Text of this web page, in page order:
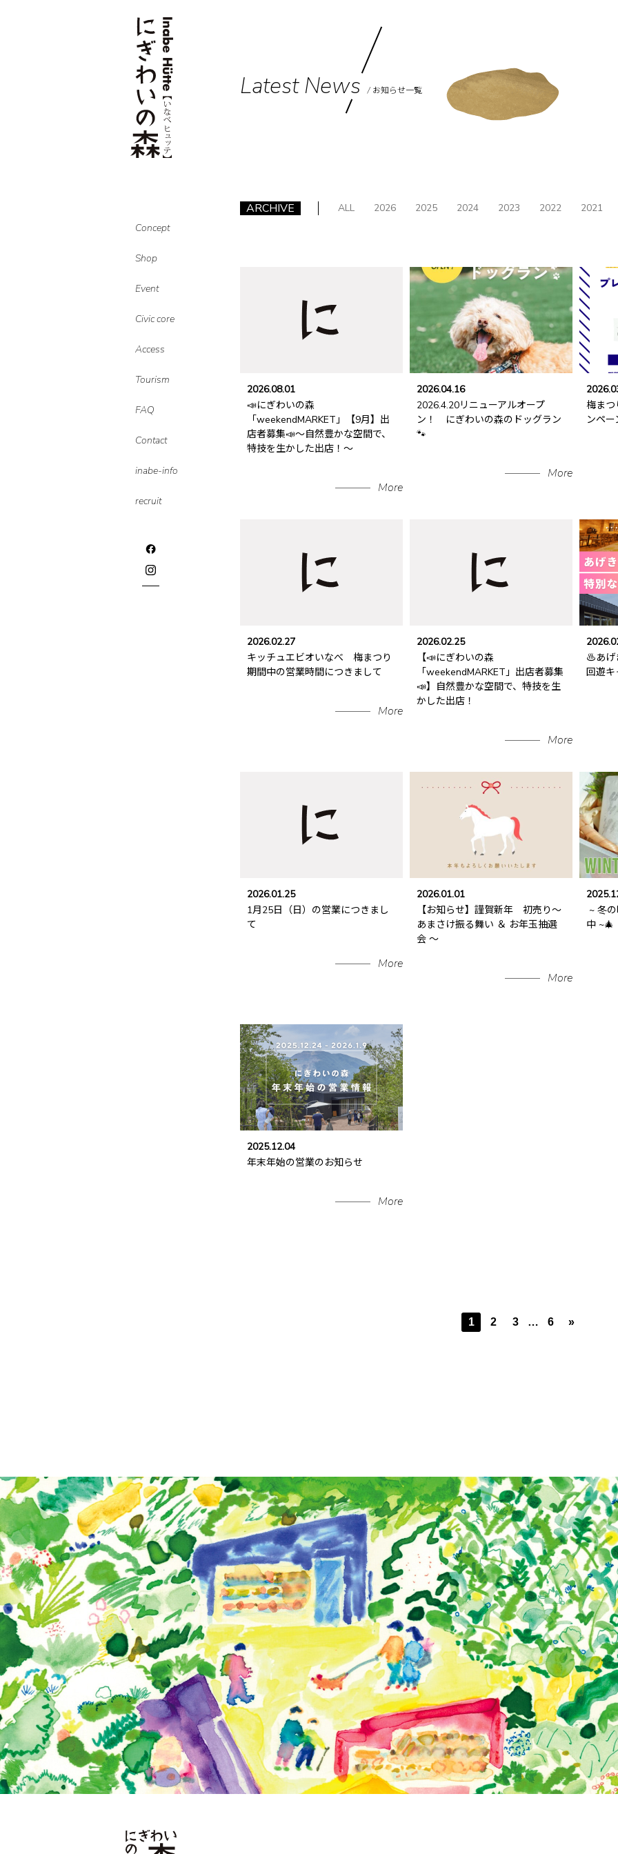
Concept
Shop
Event
Civic core
Access
Tourism
FAQ
Contact
inabe-info
recruit
Latest News お知らせ一覧
ARCHIVE ALL 2026 2025 2024 2023 2022 2021
2026.08.01
📣にぎわいの森
「weekendMARKET」【9月】出
店者募集📣～自然豊かな空間で、
特技を生かした出店！～
More
2026.04.16
2026.4.20リニューアルオープ
ン！ にぎわいの森のドッグラン
🐾
More
梅まつ
ンペ
2026.02.27
キッチュエビオいなべ 梅まつり
期間中の営業時間につきまして
More
2026.02.25
【📣にぎわいの森
「weekendMARKET」出店者募集
📣】自然豊かな空間で、特技を生
かした出店！
More
♨️あげ
回遊キ
2026.01.25
1月25日（日）の営業につきまし
て
More
2026.01.01
【お知らせ】謹賀新年 初売り～
あまさけ振る舞い ＆ お年玉抽選
会 ～
More
~ 冬
中 ~🎄
2025.12.04
年末年始の営業のお知らせ
More
1 2 3 … 6 »